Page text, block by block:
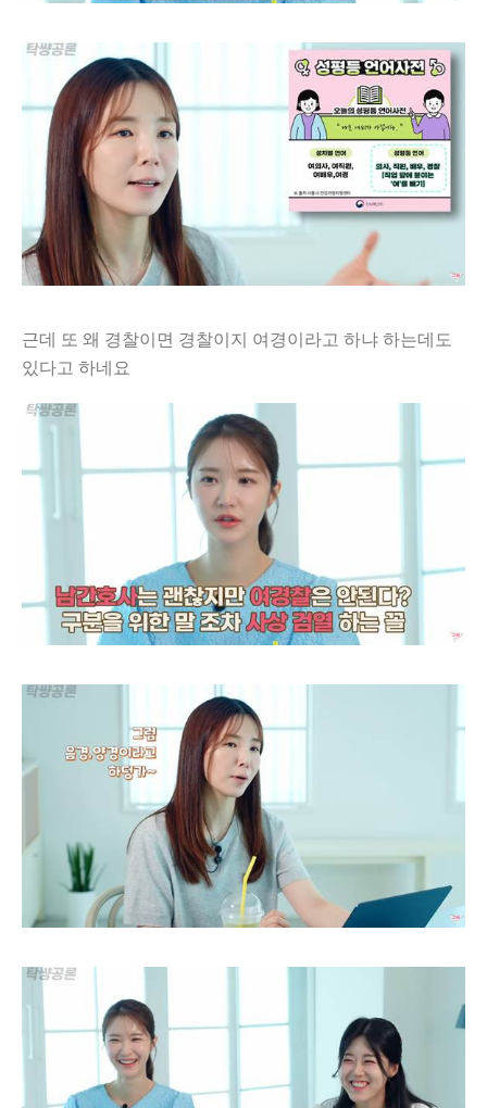
근데 또 왜 경찰이면 경찰이지 여경이라고 하냐 하는데도
있다고 하네요